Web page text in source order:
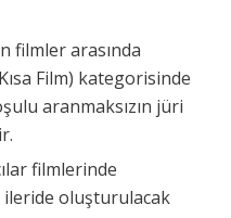
filmler arasında
Film) kategorisinde
aranmaksızın jüri
filmlerinde
ileride oluşturulacak